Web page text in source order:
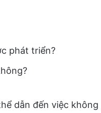
phát triển?
dẫn đến việc